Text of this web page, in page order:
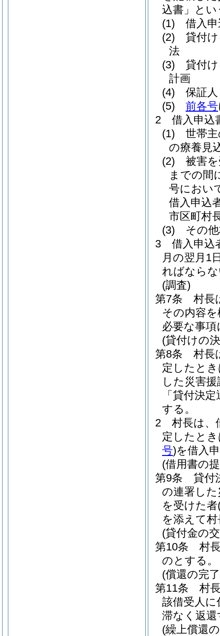
込書」とい
(1)
借入
(2)
貸付
法
(3)
貸付
計画
(4)
保証
(5)
前各号
2
借入申込
(1)
世帯
の療養見
(2)
被害
までの間
号におい
借入申込
市区町村
(3)
その
3
借入申込
月の翌月1
ればなら
(調査)
第7条
村長
その内容
必要な事
(貸付けの
第8条
村長
定したと
した災害
「貸付決
する。
2
村長は、
定したと
号)を借入
(借用書の
第9条
貸付
の連署した
を受けた者
を添えて
(貸付金の
第10条
村
のとする。
(償還の完
第11条
村
該借受人
滞なく返
(繰上償還